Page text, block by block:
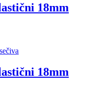
18mm
18mm